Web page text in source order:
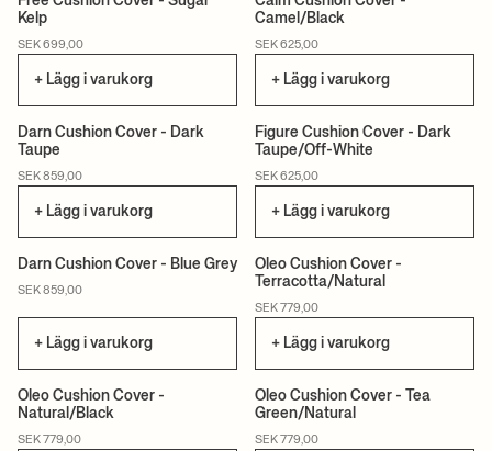
CERTIFIERAD
Kelp
SEK 699,00
+ Lägg i varukorg
Camel/Black
SEK 625,00
+ Lägg i varukorg
Darn Cushion Cover - Dark
Taupe
SEK 859,00
+ Lägg i varukorg
CERTIFIERAD
Figure Cushion Cover - Dark
Taupe/Off-White
SEK 625,00
+ Lägg i varukorg
Darn Cushion Cover - Blue Grey
SEK 859,00
+ Lägg i varukorg
Oleo Cushion Cover -
Terracotta/Natural
SEK 779,00
+ Lägg i varukorg
Oleo Cushion Cover -
Natural/Black
SEK 779,00
Oleo Cushion Cover - Tea
Green/Natural
SEK 779,00